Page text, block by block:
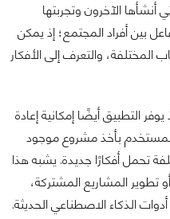
الآخرون وتجربتها
بين أفراد المجتمع؛ إذ يمكن
المختلفة، والتعرف إلى الأفكار
التطبيق أيضًا إمكانية إعادة
بأخذ مشروع موجود
تحمل أفكارًا جديدة. يشبه هذا
تطوير المشاريع المشتركة،
الذكاء الاصطناعي الحديثة.